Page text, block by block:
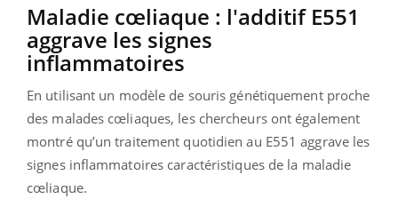
Maladie cœliaque : l'additif E551
aggrave les signes
inflammatoires
En utilisant un modèle de souris génétiquement proche
des malades cœliaques, les chercheurs ont également
montré qu’un traitement quotidien au E551 aggrave les
signes inflammatoires caractéristiques de la maladie
cœliaque.